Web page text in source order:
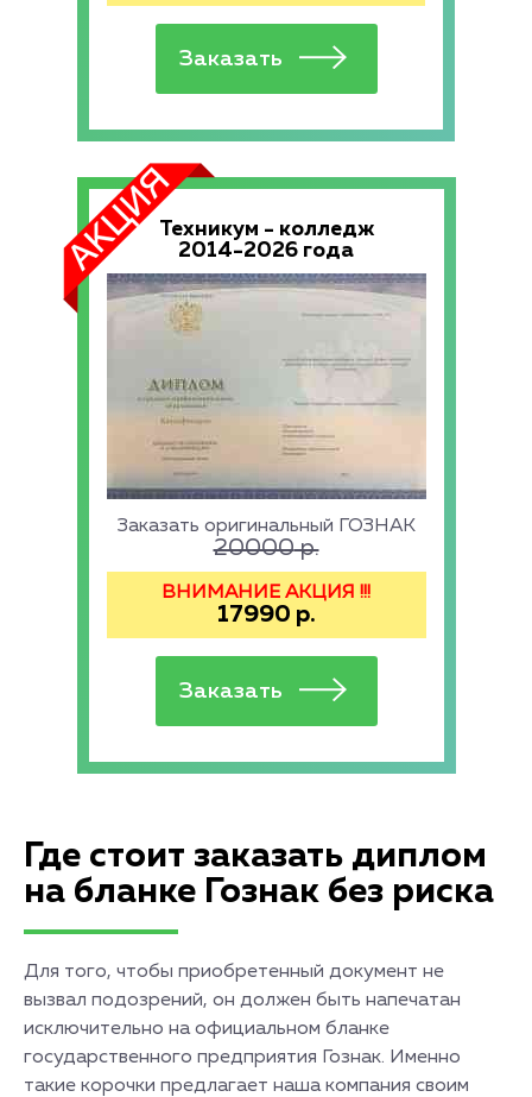
Техникум - колледж
2014-2026 года
Заказать оригинальный ГОЗНАК
20000р.
ВНИМАНИЕ АКЦИЯ !!!
17990 р.
Где стоит заказать диплом
на бланке Гознак без риска
Для того, чтобы приобретенный документ не
вызвал подозрений, он должен быть напечатан
исключительно на официальном бланке
государственного предприятия Гознак. Именно
такие корочки предлагает наша компания своим